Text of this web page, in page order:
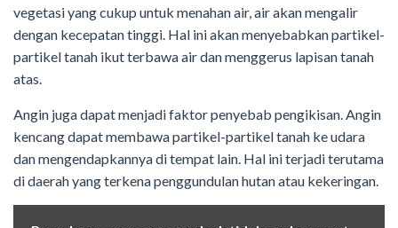
vegetasi yang cukup untuk menahan air, air akan mengalir
dengan kecepatan tinggi. Hal ini akan menyebabkan partikel-
partikel tanah ikut terbawa air dan menggerus lapisan tanah
atas.
Angin juga dapat menjadi faktor penyebab pengikisan. Angin
kencang dapat membawa partikel-partikel tanah ke udara
dan mengendapkannya di tempat lain. Hal ini terjadi terutama
di daerah yang terkena penggundulan hutan atau kekeringan.